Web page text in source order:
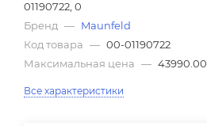
01190722, 0
Бренд — Maunfeld
Код товара — 00-01190722
Максимальная цена — 43990.00
Все характеристики